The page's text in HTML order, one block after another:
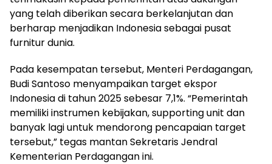
yang telah diberikan secara berkelanjutan dan
berharap menjadikan Indonesia sebagai pusat
furnitur dunia.
Pada kesempatan tersebut, Menteri Perdagangan,
Budi Santoso menyampaikan target ekspor
Indonesia di tahun 2025 sebesar 7,1%. “Pemerintah
memiliki instrumen kebijakan, supporting unit dan
banyak lagi untuk mendorong pencapaian target
tersebut,” tegas mantan Sekretaris Jendral
Kementerian Perdagangan ini.